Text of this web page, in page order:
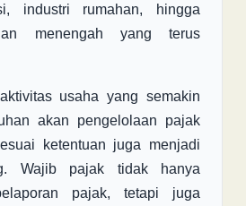
industri rumahan, hingga
menengah yang terus
usaha yang semakin
akan pengelolaan pajak
ketentuan juga menjadi
Wajib pajak tidak hanya
pajak, tetapi juga